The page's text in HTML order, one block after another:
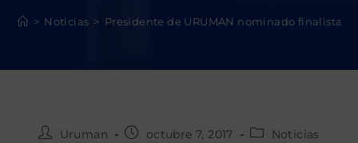
> Noticias > Presidente de URUMAN nominado finalista
AutorUruman
Publicación
octubre 7, 2017
Categoría
Noticias